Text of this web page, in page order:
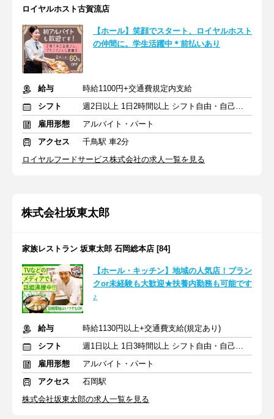
ロイヤルホスト古賀流店
【ホール】笑顔でスタート、ロイヤルホスト
の仲間に。学生活躍中＊前払いあり
給与
時給1100円+交通費規定内支給
シフト
週2日以上 1日2時間以上 シフト自由・自己申告
雇用形態
アルバイト・パート
アクセス
千鳥駅 車2分
ロイヤルフードサービス株式会社の求人一覧を見る
株式会社坂東太郎
家族レストラン 坂東太郎 石岡総本店 [84]
【ホール・キッチン】地域の人気店！ブラン
クor未経験も大歓迎★扶養内勤務も可能です
♪
給与
時給1130円以上+交通費支給(規定あり)
シフト
週1日以上 1日3時間以上 シフト自由・自己申告
雇用形態
アルバイト・パート
アクセス
石岡駅
株式会社坂東太郎の求人一覧を見る